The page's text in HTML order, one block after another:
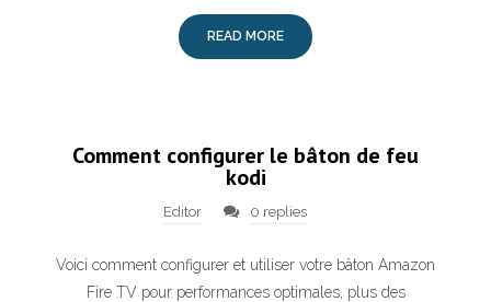
READ MORE
Comment configurer le bâton de feu
kodi
Editor 0 replies
Voici comment configurer et utiliser votre bâton Amazon
Fire TV pour performances optimales, plus des